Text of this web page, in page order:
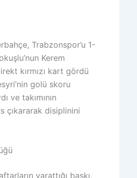
Trabzonspor’u 1-
Kerem
kırmızı kart gördü
golü skoru
ve takımının
çıkararak disiplinini
yarattığı baskı,